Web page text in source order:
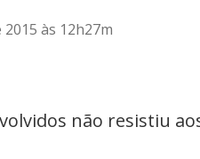
às 12h27m
não resistiu